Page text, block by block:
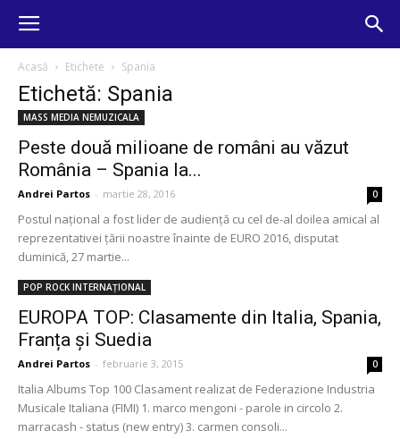
Acasă Etichete Spania
Etichetă: Spania
MASS MEDIA NEMUZICALA
Peste două milioane de români au văzut
România – Spania la...
Andrei Partos - martie 28, 2016 0
Postul naţional a fost lider de audienţă cu cel de-al doilea amical al
reprezentativei ţării noastre înainte de EURO 2016, disputat
duminică, 27 martie...
POP ROCK INTERNAȚIONAL
EUROPA TOP: Clasamente din Italia, Spania,
Franța și Suedia
Andrei Partos - februarie 3, 2015 0
Italia Albums Top 100 Clasament realizat de Federazione Industria
Musicale Italiana (FIMI) 1. marco mengoni - parole in circolo 2.
marracash - status (new entry) 3. carmen consoli...